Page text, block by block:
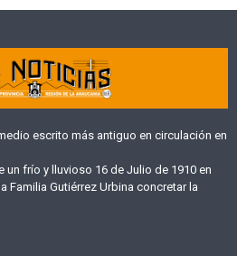
escrito más antiguo en circulación en
frío y lluvioso 16 de Julio de 1910 en
Familia Gutiérrez Urbina concretar la